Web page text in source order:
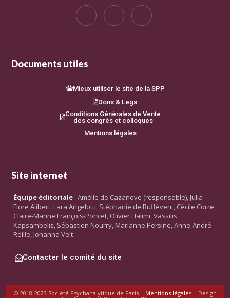
Documents utiles
Mieux utiliser le site de la SPP
Dons & Legs
Conditions Générales de Vente
des congrès et colloques
Mentions légales
Site internet
Équipe éditoriale : Amélie de Cazanove (responsable), Julia-
Flore Alibert, Lara Angelotti, Stéphanie de Buffévent, Cécile Corre,
Claire-Marine François-Poncet, Olivier Halimi, Vassilis
Kapsambelis, Sébastien Nourry, Marianne Persine, Anne-André
Reille, Johanna Velt
Contacter le comité du site
© 2018-2023 Société Psychanalytique de Paris | Mentions légales| Design